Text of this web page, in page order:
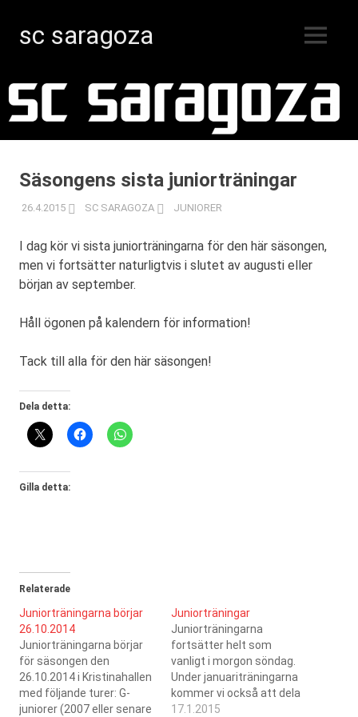
innehåll
sc saragoza
Kristinestad
sedan
MENY
Säsongens sista juniorträningar
26.4.2015 SC SARAGOZA JUNIORER
I dag kör vi sista juniorträningarna för den här säsongen,
men vi fortsätter naturligtvis i slutet av augusti eller
början av september.
Håll ögonen på kalendern för information!
Tack till alla för den här säsongen!
Dela detta:
Gilla detta:
Relaterade
Juniorträningarna börjar
26.10.2014
Juniorträningarna börjar
för säsongen den
26.10.2014 i Kristinahallen
med följande turer: G-
juniorer (2007 eller senare
Juniorträningar
Juniorträningarna
fortsätter helt som
vanligt i morgon söndag.
Under januariträningarna
kommer vi också att dela
ut medlemsavgifts- /
17.1.2015